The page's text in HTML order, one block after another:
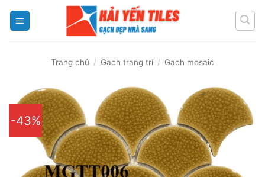
Trang chủ / Gạch trang trí / Gạch mosaic
-43%